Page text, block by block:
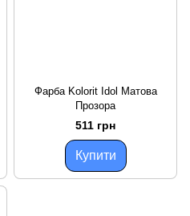
Фарба Kolorit Idol Матова
Прозора
511 грн
Купити